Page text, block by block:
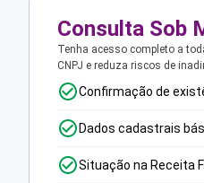
Consulta Sob
Tenha acesso completo a
CNPJ e reduza riscos de
Confirmação de
Dados cadastrais
Situação na Receita